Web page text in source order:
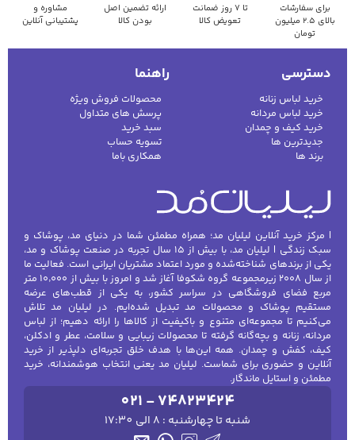
برای سفارشات
بالای ۲.۵ میلیون
تومان
تا ۷ روز ضمانت
تعویض کالا
ارائه تضمین اصل
بودن کالا
مشاوره و
پشتیبانی آنلاین
دسترسی
خرید لباس زنانه
خرید لباس مردانه
خرید کیف و چمدان
جدیدترین ها
برند ها
راهنما
محصولات فروش ویژه
پرسش های متداول
سبد خرید
تسویه حساب
همکاری باما
| مرکز خرید آنلاین لیلیان مد؛ همراه مطمئن شما در دنیای مد، پوشاک و
سبک زندگی | لیلیان مد، با بیش از ۱۵ سال تجربه در صنعت پوشاک و مد،
یکی از برندهای شناخته‌شده و مورد اعتماد مشتریان ایرانی است. فعالیت ما
از سال ۲۰۰۸ زیرمجموعه گروه شکوفا آغاز شد و امروز با بیش از ۱۰٬۰۰۰ متر
مربع فضای فروشگاهی در سراسر کشور، به یکی از قطب‌های عرضه
مستقیم پوشاک و محصولات مد تبدیل شده‌ایم. در لیلیان مد تلاش
می‌کنیم تا مجموعه‌ای متنوع و باکیفیت از کالاها را ارائه دهیم؛ از لباس
مردانه، زنانه و بچه‌گانه گرفته تا محصولات زیبایی و سلامت، عطر و ادکلن،
کیف، کفش و چمدان. همه این‌ها با هدف خلق تجربه‌ای دلپذیر از خرید
آنلاین و حضوری برای شماست. لیلیان مد یعنی انتخاب هوشمندانه، خرید
مطمئن و استایل ماندگار.
021 - 74823424
شنبه تا چهارشنبه : 8 الی 17:30